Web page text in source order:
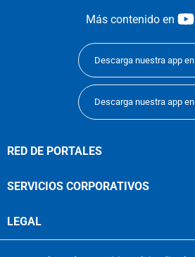
Más contenido en
Descarga nuestra app en
Descarga nuestra app en
RED DE PORTALES
SERVICIOS CORPORATIVOS
LEGAL